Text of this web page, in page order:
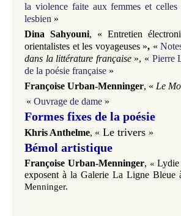
la violence faite aux femmes et
lesbien »
Dina Sahyouni, « Entretien
orientalistes et les voyageuses », «
dans la littérature française», « Pierre
de la poésie française »
Françoise Urban-Menninger, « Le
« Ouvrage de dame »
Formes fixes de la poésie
Khris Anthelme, « Le trivers »
Bémol artistique
Françoise Urban-Menninger, « Lydie
exposent à la Galerie La Ligne Bleue
Menninger.